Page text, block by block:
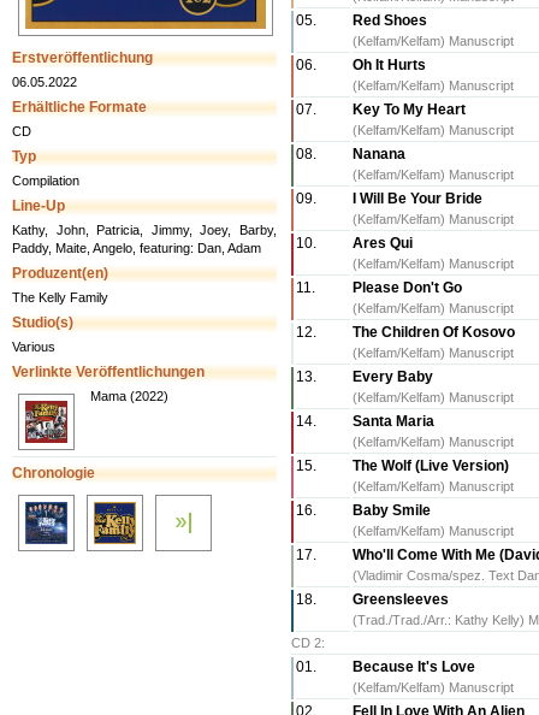
Erstveröffentlichung
06.05.2022
Erhältliche Formate
CD
Typ
Compilation
Line-Up
Kathy, John, Patricia, Jimmy, Joey, Barby,
Paddy, Maite, Angelo, featuring: Dan, Adam
Produzent(en)
The Kelly Family
Studio(s)
Various
Verlinkte Veröffentlichungen
Mama (2022)
Chronologie
05. Red Shoes
(Kelfam/Kelfam) Manuscript
06. Oh It Hurts
(Kelfam/Kelfam) Manuscript
07. Key To My Heart
(Kelfam/Kelfam) Manuscript
08. Nanana
(Kelfam/Kelfam) Manuscript
09. I Will Be Your Bride
(Kelfam/Kelfam) Manuscript
10. Ares Qui
(Kelfam/Kelfam) Manuscript
11. Please Don't Go
(Kelfam/Kelfam) Manuscript
12. The Children Of Kosovo
(Kelfam/Kelfam) Manuscript
13. Every Baby
(Kelfam/Kelfam) Manuscript
14. Santa Maria
(Kelfam/Kelfam) Manuscript
15. The Wolf (Live Version)
(Kelfam/Kelfam) Manuscript
16. Baby Smile
(Kelfam/Kelfam) Manuscript
17. Who'll Come With Me
(Vladimir Cosma/spez. Text
18. Greensleeves
(Trad./Trad./Arr.: Kathy Kelly)
CD 2:
01. Because It's Love
(Kelfam/Kelfam) Manuscript